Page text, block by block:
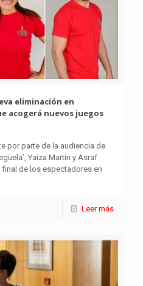
eliminación en
acogerá nuevos juegos
por parte de la audiencia de
Yaiza Martín y Asraf
de los espectadores en
Leer más